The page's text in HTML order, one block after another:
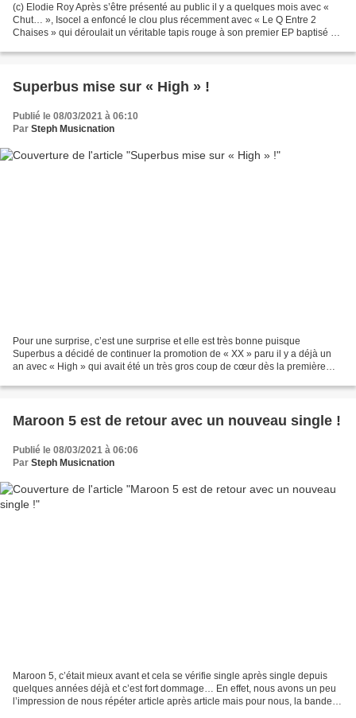
(c) Elodie Roy Après s’être présenté au public il y a quelques mois avec «
Chut… », Isocel a enfoncé le clou plus récemment avec « Le Q Entre 2
Chaises » qui déroulait un véritable tapis rouge à son premier EP baptisé «
Superbus mise sur « High » !
Publié le 08/03/2021 à 06:10
Par Steph Musicnation
Pour une surprise, c’est une surprise et elle est très bonne puisque
Superbus a décidé de continuer la promotion de « XX » paru il y a déjà un
an avec « High » qui avait été un très gros coup de cœur dès la première
Maroon 5 est de retour avec un nouveau single !
Publié le 08/03/2021 à 06:06
Par Steph Musicnation
Maroon 5, c’était mieux avant et cela se vérifie single après single depuis
quelques années déjà et c’est fort dommage… En effet, nous avons un peu
l’impression de nous répéter article après article mais pour nous, la bande à